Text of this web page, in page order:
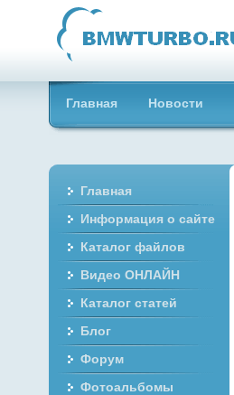
Главная Новости
Главная
Информация о сайте
Каталог файлов
Видео ОНЛАЙН
Каталог статей
Блог
Форум
Фотоальбомы